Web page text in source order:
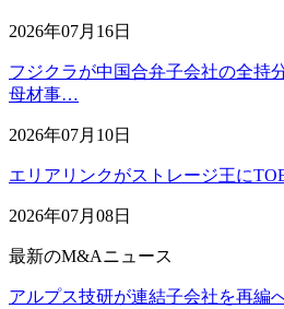
2026年07月16日
フジクラが中国合弁子会社の全
母材事…
2026年07月10日
エリアリンクがストレージ王に
2026年07月08日
最新のM&Aニュース
アルプス技研が連結子会社を再編